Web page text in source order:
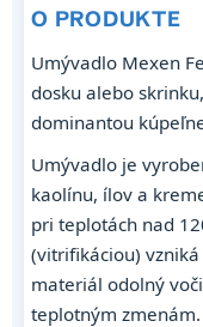
O PRODUKTE
Umývadlo Mexen
dosku alebo
dominantou
Umývadlo je
kaolínu, ílov a
pri teplotách nad
(vitrifikáciou)
materiál odolný
teplotným